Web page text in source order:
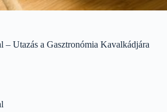
Utazás a Gasztronómia Kavalkádjára